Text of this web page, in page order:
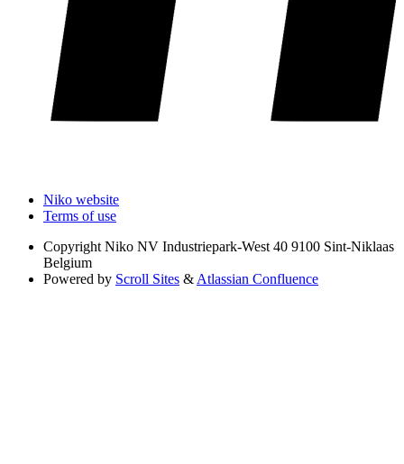
Niko website
Terms of use
Copyright Niko NV Industriepark-West 40 9100 Sint-Niklaas
Belgium
Powered by Scroll Sites & Atlassian Confluence